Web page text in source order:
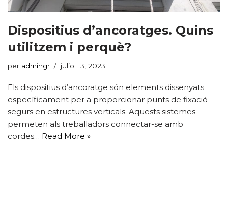
Dispositius d’ancoratges. Quins
utilitzem i perquè?
per admingr juliol 13, 2023
Els dispositius d’ancoratge són elements dissenyats
específicament per a proporcionar punts de fixació
segurs en estructures verticals. Aquests sistemes
permeten als treballadors connectar-se amb
cordes… Read More »